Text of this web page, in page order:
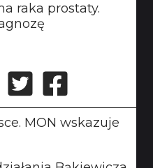
raka prostaty.
MON wskazuje